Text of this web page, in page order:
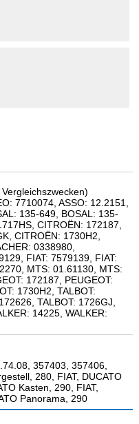
7710074, ASSO: 12.2151,
135-649, BOSAL: 135-
CITROËN: 172187,
CITROËN: 1730H2,
0338980,
FIAT: 7579139, FIAT:
MTS: 01.61130, MTS:
172187, PEUGEOT:
1730H2, TALBOT:
TALBOT: 1726GJ,
14225, WALKER:
357403, 357406,
280, FIAT, DUCATO
Kasten, 290, FIAT,
Panorama, 290